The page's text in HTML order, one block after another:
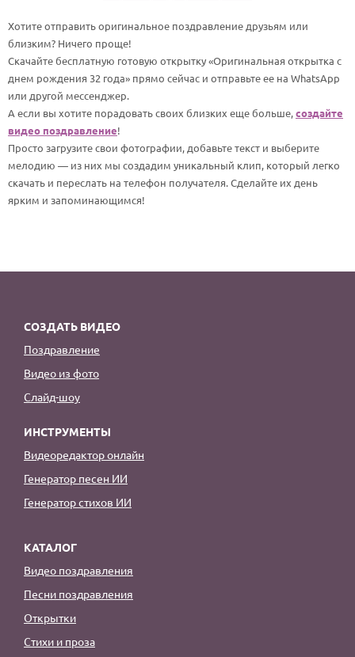
Хотите отправить оригинальное поздравление друзьям или
близким? Ничего проще!
Скачайте бесплатную готовую открытку «Оригинальная открытка с
днем рождения 32 года» прямо сейчас и отправьте ее на WhatsApp
или другой мессенджер.
А если вы хотите порадовать своих близких еще больше,создайте
видео поздравление!
Просто загрузите свои фотографии, добавьте текст и выберите
мелодию — из них мы создадим уникальный клип, который легко
скачать и переслать на телефон получателя. Сделайте их день
ярким и запоминающимся!
СОЗДАТЬ ВИДЕО
Поздравление
Видео из фото
Слайд-шоу
ИНСТРУМЕНТЫ
Видеоредактор онлайн
Генератор песен ИИ
Генератор стихов ИИ
КАТАЛОГ
Видео поздравления
Песни поздравления
Открытки
Стихи и проза